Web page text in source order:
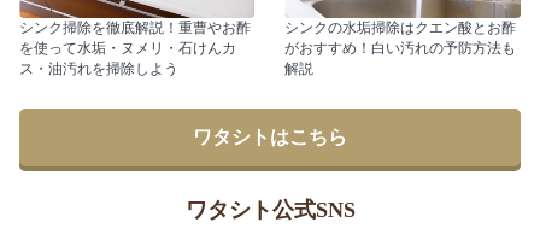
シンク掃除を徹底解説！重曹やお酢
を使って水垢・ヌメリ・石けんカ
ス・油汚れを掃除しよう
シンクの水垢掃除はクエン酸とお酢
がおすすめ！白い汚れの予防方法も
解説
ワタシトはこちら
ワタシト公式SNS